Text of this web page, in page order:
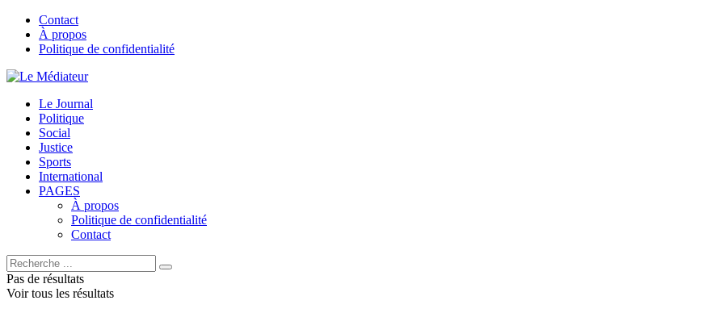
Contact
À propos
Politique de confidentialité
Le Journal
Politique
Social
Justice
Sports
International
PAGES
À propos
Politique de confidentialité
Contact
Pas de résultats
Voir tous les résultats